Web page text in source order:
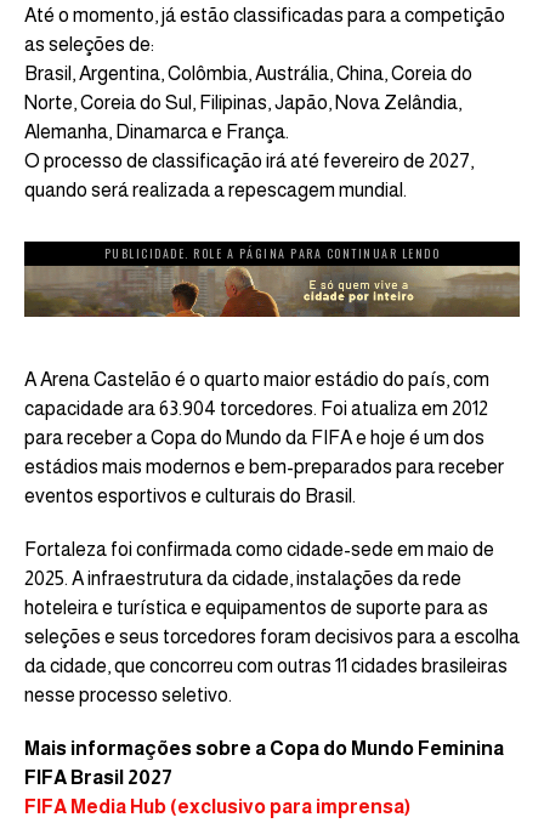
Até o momento, já estão classificadas para a competição
as seleções de:
Brasil, Argentina, Colômbia, Austrália, China, Coreia do
Norte, Coreia do Sul, Filipinas, Japão, Nova Zelândia,
Alemanha, Dinamarca e França.
O processo de classificação irá até fevereiro de 2027,
quando será realizada a repescagem mundial.
PUBLICIDADE. ROLE A PÁGINA PARA CONTINUAR LENDO
A Arena Castelão é o quarto maior estádio do país, com
capacidade ara 63.904 torcedores. Foi atualiza em 2012
para receber a Copa do Mundo da FIFA e hoje é um dos
estádios mais modernos e bem-preparados para receber
eventos esportivos e culturais do Brasil.
Fortaleza foi confirmada como cidade-sede em maio de
2025. A infraestrutura da cidade, instalações da rede
hoteleira e turística e equipamentos de suporte para as
seleções e seus torcedores foram decisivos para a escolha
da cidade, que concorreu com outras 11 cidades brasileiras
nesse processo seletivo.
Mais informações sobre a Copa do Mundo Feminina
FIFA Brasil 2027
FIFA Media Hub (exclusivo para imprensa)